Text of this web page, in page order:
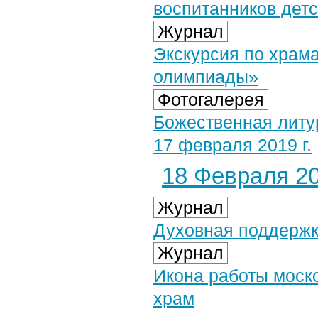
воспитанников
Журнал
Экскурсия по
олимпиады»
Фотогалерея
Божественная
17 февраля 2019 г.
18 Февраля
Журнал
Духовная
Журнал
Икона работы
храм